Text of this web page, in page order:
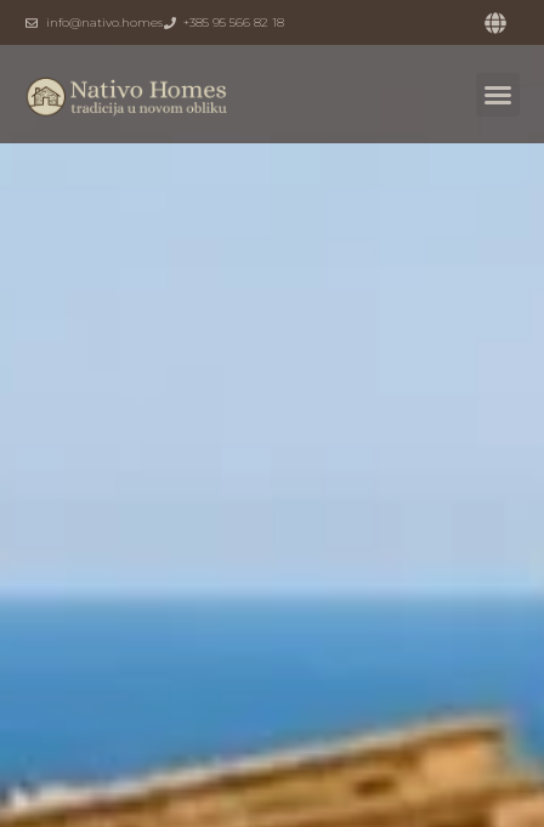
info@nativo.homes +385 95 566 82 18